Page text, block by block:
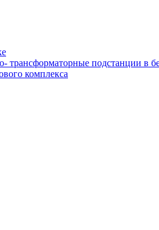
трансформаторные подстанции в
комплекса